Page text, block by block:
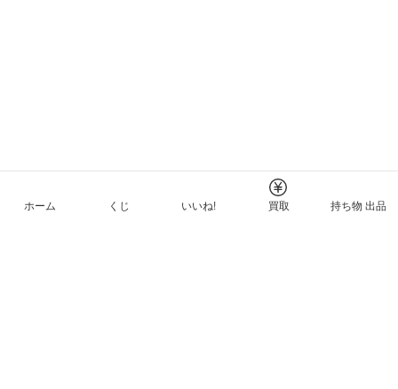
ホーム くじ いいね! 買取 持ち物 出品